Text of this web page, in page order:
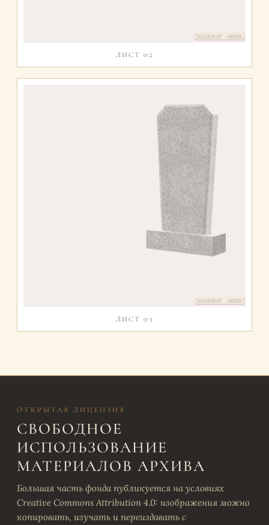
ЛИСТ 02
ЛИСТ 03
ОТКРЫТАЯ ЛИЦЕНЗИЯ
СВОБОДНОЕ
ИСПОЛЬЗОВАНИЕ
МАТЕРИАЛОВ АРХИВА
Большая часть фонда публикуется на условиях
Creative Commons Attribution 4.0: изображения можно
копировать, изучать и переиздавать с